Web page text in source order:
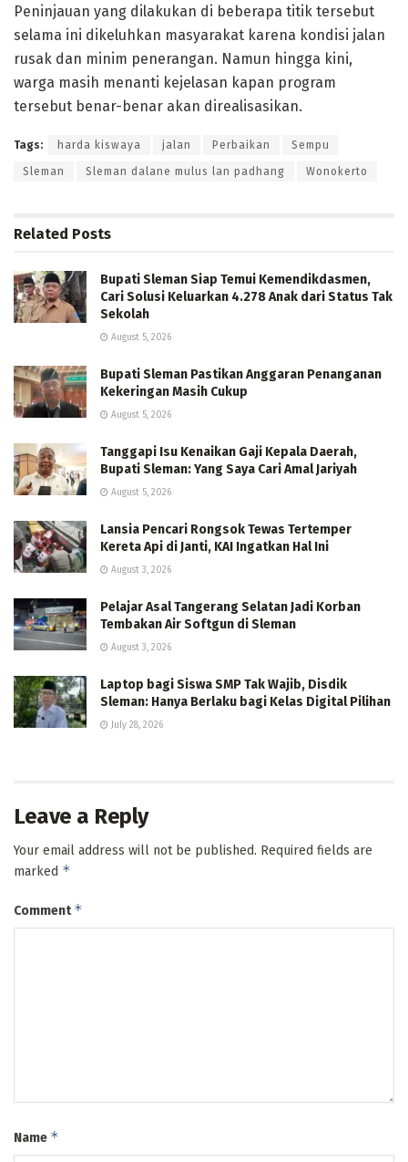
Peninjauan yang dilakukan di beberapa titik tersebut
selama ini dikeluhkan masyarakat karena kondisi jalan
rusak dan minim penerangan. Namun hingga kini,
warga masih menanti kejelasan kapan program
tersebut benar-benar akan direalisasikan.
Tags: harda kiswaya jalan Perbaikan Sempu
Sleman Sleman dalane mulus lan padhang Wonokerto
Related Posts
Bupati Sleman Siap Temui Kemendikdasmen,
Cari Solusi Keluarkan 4.278 Anak dari Status Tak
Sekolah
August 5, 2026
Bupati Sleman Pastikan Anggaran Penanganan
Kekeringan Masih Cukup
August 5, 2026
Tanggapi Isu Kenaikan Gaji Kepala Daerah,
Bupati Sleman: Yang Saya Cari Amal Jariyah
August 5, 2026
Lansia Pencari Rongsok Tewas Tertemper
Kereta Api di Janti, KAI Ingatkan Hal Ini
August 3, 2026
Pelajar Asal Tangerang Selatan Jadi Korban
Tembakan Air Softgun di Sleman
August 3, 2026
Laptop bagi Siswa SMP Tak Wajib, Disdik
Sleman: Hanya Berlaku bagi Kelas Digital Pilihan
July 28, 2026
Leave a Reply
Your email address will not be published. Required fields are
marked *
Comment*
Name *